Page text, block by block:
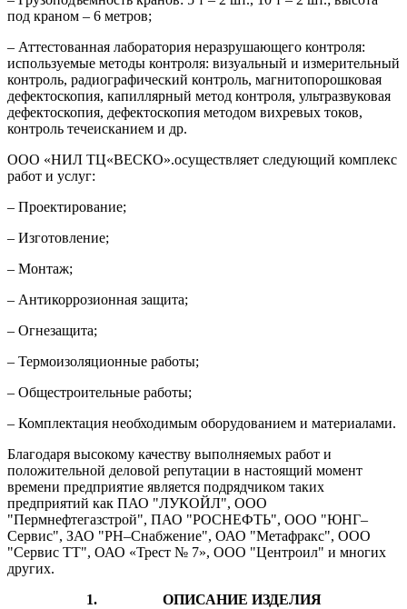
под краном – 6 метров;
– Аттестованная лаборатория неразрушающего контроля:
используемые методы контроля: визуальный и измерительный
контроль, радиографический контроль, магнитопорошковая
дефектоскопия, капиллярный метод контроля, ультразвуковая
дефектоскопия, дефектоскопия методом вихревых токов,
контроль течеисканием и др.
ООО «НИЛ ТЦ«ВЕСКО».осуществляет следующий комплекс
работ и услуг:
– Проектирование;
– Изготовление;
– Монтаж;
– Антикоррозионная защита;
– Огнезащита;
– Термоизоляционные работы;
– Общестроительные работы;
– Комплектация необходимым оборудованием и материалами.
Благодаря высокому качеству выполняемых работ и
положительной деловой репутации в настоящий момент
времени предприятие является подрядчиком таких
предприятий как ПАО "ЛУКОЙЛ", ООО
"Пермнефтегазстрой", ПАО "РОСНЕФТЬ", ООО "ЮНГ–
Сервис", ЗАО "РН–Снабжение", ОАО "Метафракс", ООО
"Сервис ТТ", ОАО «Трест № 7», ООО "Центроил" и многих
других.
1. ОПИСАНИЕ ИЗДЕЛИЯ